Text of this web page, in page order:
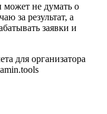
может не думать о
за результат, а
заявки и